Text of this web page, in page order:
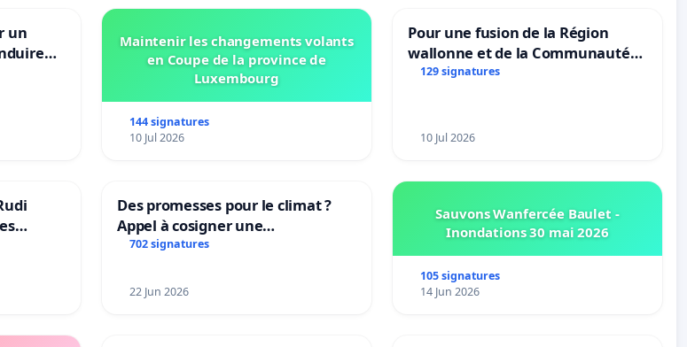
un
Maintenir les changements volants
en Coupe de la province de
Luxembourg
144 signatures
10 Jul 2026
Pour une fusion de la Région
wallonne et de la Communauté
française (Fédération Wallonie-
129 signatures
10 Jul 2026
Des promesses pour le climat ?
Appel à cosigner une
interpellation des ministres
l’environnement.
702 signatures
22 Jun 2026
Sauvons Wanfercée Baulet -
Inondations 30 mai 2026
105 signatures
14 Jun 2026